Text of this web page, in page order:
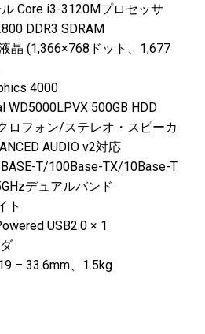
Core i3-3120Mプロセッサ
DDR3 SDRAM
晶 (1,366×768ドット、1,677
4000
WD5000LPVX 500GB HDD
ロフォン/ステレオ・スピーカ
AUDIO v2対応
T/100Base-TX/10Base-T
デュアルバンド
ト
USB2.0 × 1
– 33.6mm、1.5kg